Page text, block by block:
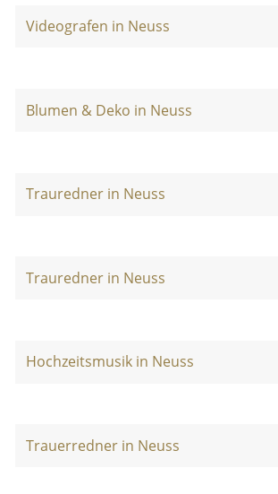
Videografen in Neuss
Blumen & Deko in Neuss
Trauredner in Neuss
Trauredner in Neuss
Hochzeitsmusik in Neuss
Trauerredner in Neuss